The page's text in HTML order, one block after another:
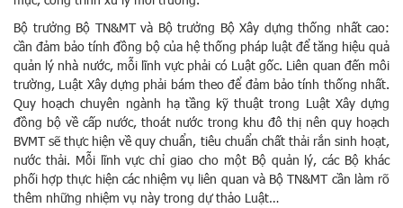
Bộ trưởng Bộ TN&MT và Bộ trưởng Bộ Xây dựng thống nhất cao:
cần đảm bảo tính đồng bộ của hệ thống pháp luật để tăng hiệu quả
quản lý nhà nước, mỗi lĩnh vực phải có Luật gốc. Liên quan đến môi
trường, Luật Xây dựng phải bám theo để đảm bảo tính thống nhất.
Quy hoạch chuyên ngành hạ tầng kỹ thuật trong Luật Xây dựng
đồng bộ về cấp nước, thoát nước trong khu đô thị nên quy hoạch
BVMT sẽ thực hiện về quy chuẩn, tiêu chuẩn chất thải rắn sinh hoạt,
nước thải. Mỗi lĩnh vực chỉ giao cho một Bộ quản lý, các Bộ khác
phối hợp thực hiện các nhiệm vụ liên quan và Bộ TN&MT cần làm rõ
thêm những nhiệm vụ này trong dự thảo Luật…